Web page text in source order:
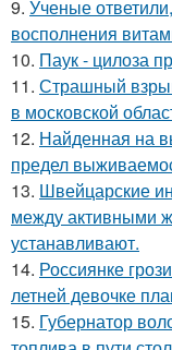
9. Ученые
восполнения
10. Паук - цилоза
11. Страшный
в московской
12. Найденная на
предел
13. Швейцарские
между активными
устанавливают.
14. Россиянке
летней девочке
15. Губернатор